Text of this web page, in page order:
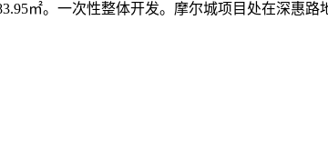
㎡。一次性整体开发。摩尔城项目处在深惠